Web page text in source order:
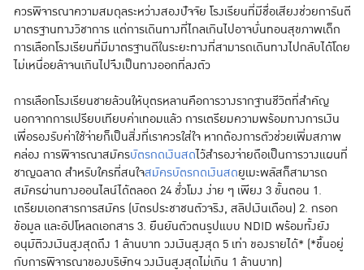
ควรพิจารณาความสมดุลระหว่างสองปัจจัย โรงเรียนที่มีชื่อเสียงช่วยการันตี
มาตรฐานทางวิชาการ แต่การเดินทางที่ไกลเกินไปอาจบั่นทอนสุขภาพเด็ก
การเลือกโรงเรียนที่มีมาตรฐานดีในระยะทางที่สามารถเดินทางไปกลับได้โดย
ไม่เหนื่อยล้าจนเกินไปจึงเป็นทางออกที่ลงตัว
การเลือกโรงเรียนชายล้วนให้บุตรหลานคือการวางรากฐานชีวิตที่สำคัญ
นอกจากการเปรียบเทียบค่าเทอมแล้ว การเตรียมความพร้อมทางการเงิน
เพื่อรองรับค่าใช้จ่ายก็เป็นสิ่งที่เราควรใส่ใจ หากต้องการตัวช่วยเพิ่มสภาพ
คล่อง การพิจารณาสมัครบัตรกดเงินสดไว้สำรองจ่ายถือเป็นการวางแผนที่
ชาญฉลาด สำหรับใครที่สนใจสมัครบัตรกดเงินสดยูเมะพลัสก็สามารถ
สมัครผ่านทางออนไลน์ได้ตลอด 24 ชั่วโมง ง่าย ๆ เพียง 3 ขั้นตอน 1.
เตรียมเอกสารการสมัคร (บัตรประชาชนตัวจริง, สลิปเงินเดือน) 2. กรอก
ข้อมูล และอัปโหลดเอกสาร 3. ยืนยันตัวตนรูปแบบ NDID พร้อมทั้งยัง
อนุมัติวงเงินสูงสุดถึง 1 ล้านบาท วงเงินสูงสุด 5 เท่า ของรายได้* (*ขึ้นอยู่
กับการพิจารณาของบริษัทฯ วงเงินสูงสุดไม่เกิน 1 ล้านบาท)